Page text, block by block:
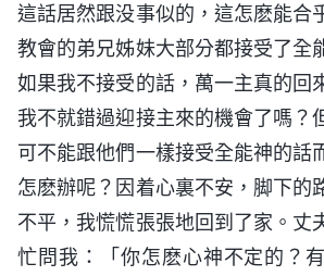
這話居然跟没事似的，這怎麽能合
教會的弟兄姊妹大部分都接受了全
如果我不接受的話，萬一主真的回
我不就錯過迎接主來的機會了嗎？
可不能跟他們一樣接受全能神的話
怎麽辦呢？因着心裏不安，脚下的
不平，我慌慌張張地回到了家。丈
忙問我：「你怎麽心神不定的？